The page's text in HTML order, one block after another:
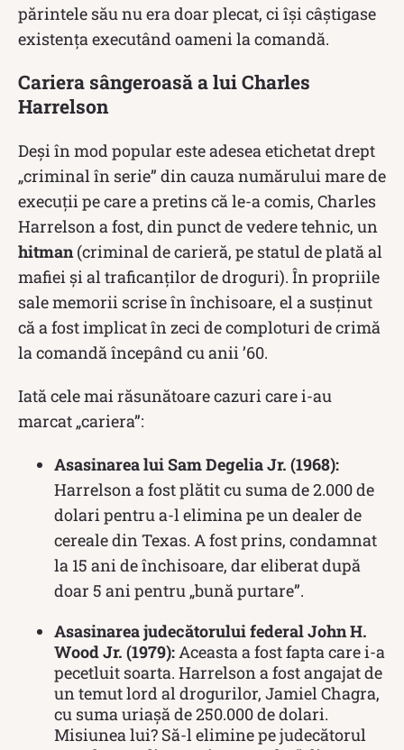
părintele său nu era doar plecat, ci își câștigase
existența executând oameni la comandă.
Cariera sângeroasă a lui Charles
Harrelson
Deși în mod popular este adesea etichetat drept
„criminal în serie” din cauza numărului mare de
execuții pe care a pretins că le-a comis, Charles
Harrelson a fost, din punct de vedere tehnic, un
hitman(criminal de carieră, pe statul de plată al
mafiei și al traficanților de droguri). În propriile
sale memorii scrise în închisoare, el a susținut
că a fost implicat în zeci de comploturi de crimă
la comandă începând cu anii ’60.
Iată cele mai răsunătoare cazuri care i-au
marcat „cariera”:
Asasinarea lui Sam Degelia Jr. (1968):
Harrelson a fost plătit cu suma de 2.000 de
dolari pentru a-l elimina pe un dealer de
cereale din Texas. A fost prins, condamnat
la 15 ani de închisoare, dar eliberat după
doar 5 ani pentru „bună purtare”.
Asasinarea judecătorului federal John H.
Wood Jr. (1979): Aceasta a fost fapta care i-a
pecetluit soarta. Harrelson a fost angajat de
un temut lord al drogurilor, Jamiel Chagra,
cu suma uriașă de 250.000 de dolari.
Misiunea lui? Să-l elimine pe judecătorul